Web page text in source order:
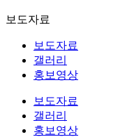
보도자료
보도자료
갤러리
홍보영상
보도자료
갤러리
홍보영상